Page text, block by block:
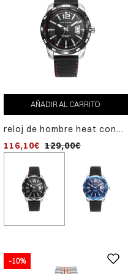
AÑADIR AL CARRITO
reloj de hombre heat con
negra de silicona
116,10€ 129,00€
-10%